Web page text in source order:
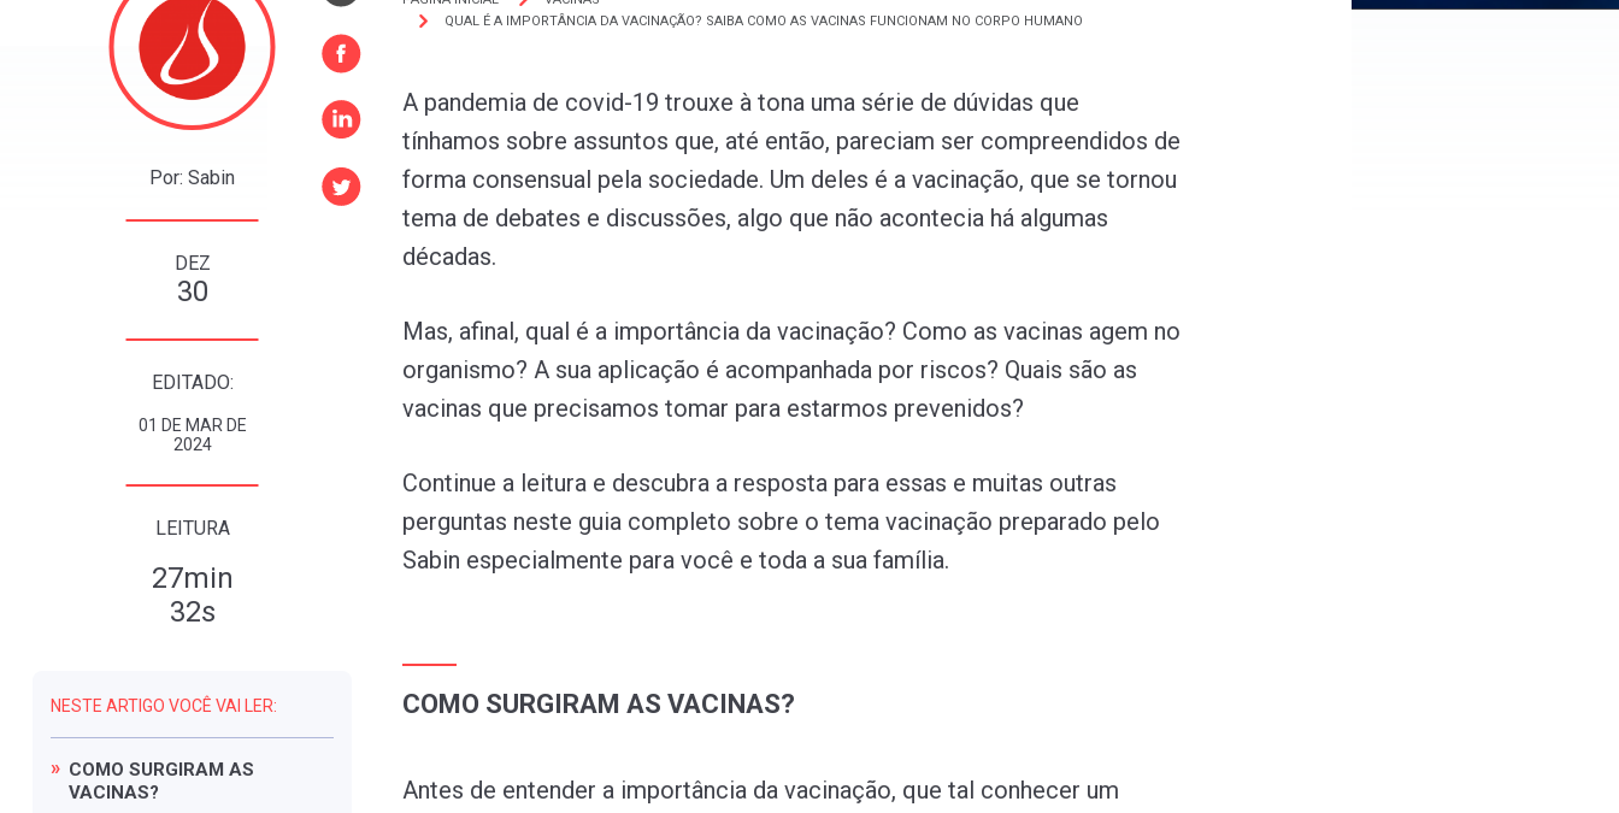
Por: Sabin
DEZ
30
EDITADO:
01 DE MAR DE
2024
LEITURA
27min
32s
NESTE ARTIGO VOCÊ VAI LER:
COMO SURGIRAM AS
VACINAS?
QUAL É A IMPORTÂNCIA DA VACINAÇÃO? SAIBA COMO AS VACINAS FUNCIONAM NO CORPO HUMANO
A pandemia de covid-19 trouxe à tona uma série de dúvidas que
tínhamos sobre assuntos que, até então, pareciam ser compreendidos de
forma consensual pela sociedade. Um deles é a vacinação, que se tornou
tema de debates e discussões, algo que não acontecia há algumas
décadas.
Mas, afinal, qual é a importância da vacinação? Como as vacinas agem no
organismo? A sua aplicação é acompanhada por riscos? Quais são as
vacinas que precisamos tomar para estarmos prevenidos?
Continue a leitura e descubra a resposta para essas e muitas outras
perguntas neste guia completo sobre o tema vacinação preparado pelo
Sabin especialmente para você e toda a sua família.
COMO SURGIRAM AS VACINAS?
Antes de entender a importância da vacinação, que tal conhecer um